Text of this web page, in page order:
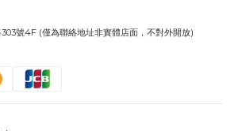
號4F (僅為聯絡地址非實體店面，不對外開放)